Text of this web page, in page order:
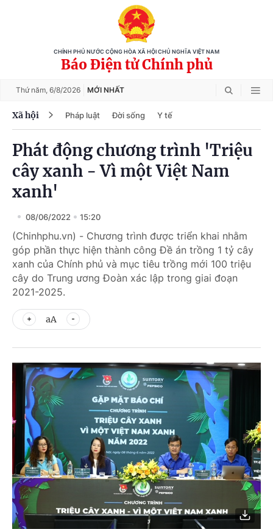
CHÍNH PHỦ NƯỚC CỘNG HÒA XÃ HỘI CHỦ NGHĨA VIỆT NAM
Báo Điện tử Chính phủ
Thứ năm, 6/8/2026 MỚI NHẤT
Xã hội Pháp luật Đời sống Y tế
Phát động chương trình 'Triệu
cây xanh - Vì một Việt Nam
xanh'
08/06/2022 15:20
(Chinhphu.vn) - Chương trình được triển khai nhằm
góp phần thực hiện thành công Đề án trồng 1 tỷ cây
xanh của Chính phủ và mục tiêu trồng mới 100 triệu
cây do Trung ương Đoàn xác lập trong giai đoạn
2021-2025.
aA